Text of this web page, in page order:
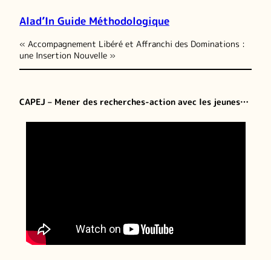
Alad’In Guide Méthodologique
« Accompagnement Libéré et Affranchi des Dominations :
une Insertion Nouvelle »
CAPEJ – Mener des recherches-action avec les jeunes…